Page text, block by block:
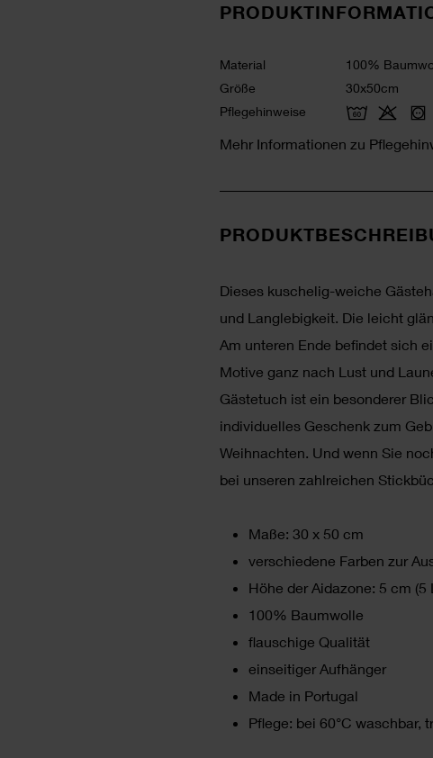
Material
100%
Größe
30x50cm
Pflegehinweise
Mehr Informationen zu
Dieses kuschelig-weiche
und Langlebigkeit. Die leicht
Am unteren Ende befindet sich
Motive ganz nach Lust und
Gästetuch ist ein besonderer
individuelles Geschenk zum
Weihnachten. Und wenn Sie
bei unseren zahlreichen
Maße: 30 x 50 cm
verschiedene Farben zur
Höhe der Aidazone: 5 cm
100% Baumwolle
flauschige Qualität
einseitiger Aufhänger
Made in Portugal
Pflege: bei 60°C waschbar,